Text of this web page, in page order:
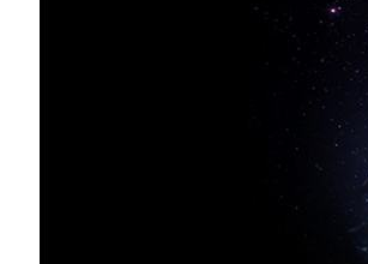
ニュース概要
NVIDIA Cosmos 3
成向けの画期的
のトップを飾る新
Cosmos 3 は、最
ト、画像、動画、
ル生成を備えた、
NVIDIA は、Agile